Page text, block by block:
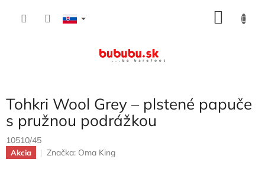
Tohkri Wool Grey – plstené papuče
s pružnou podrážkou
10510/45
Akcia Značka: Oma King